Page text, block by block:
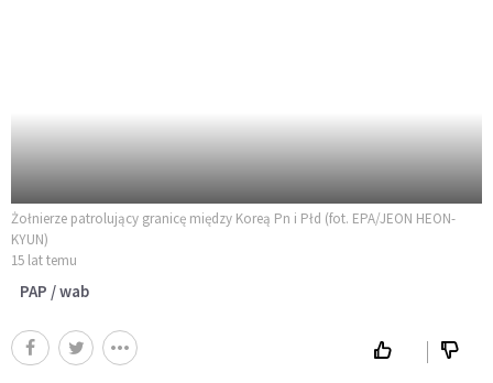
Żołnierze patrolujący granicę między Koreą Pn i Płd (fot. EPA/JEON HEON-
KYUN)
15 lat temu
PAP / wab